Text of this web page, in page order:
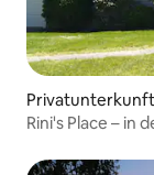
Rini's Place – in